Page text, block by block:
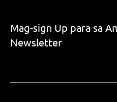
Mag-sign Up para sa
Newsletter